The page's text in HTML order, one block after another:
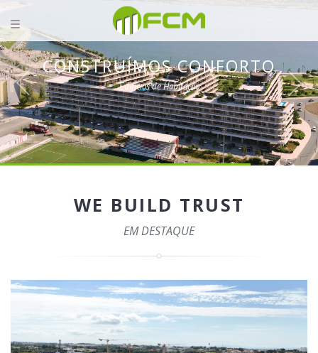
CONSTRUÍMOS CONFORTO
Edifícios de Habitação
WE BUILD TRUST
EM DESTAQUE